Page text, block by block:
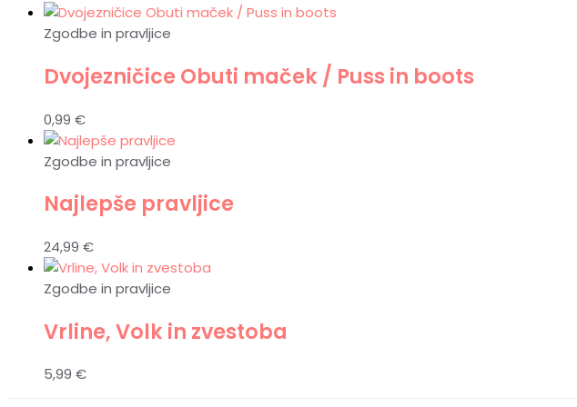
Zgodbe in pravljice
Dvojezničice Obuti maček / Puss in boots
0,99 €
Zgodbe in pravljice
Najlepše pravljice
24,99 €
Zgodbe in pravljice
Vrline, Volk in zvestoba
5,99 €